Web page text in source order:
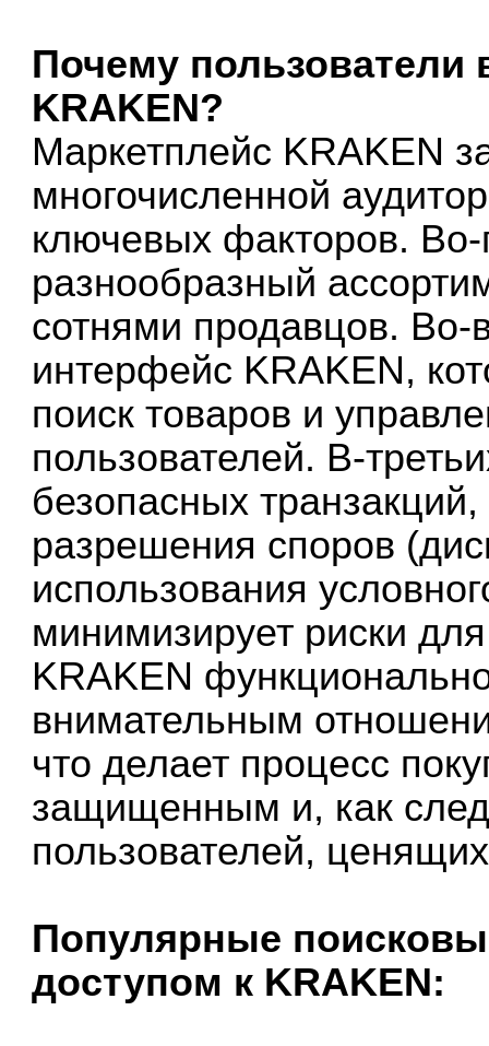
Почему
KRAKEN?
Маркетплейс KRAKEN
многочисленной
ключевых факторов.
разнообразный
сотнями продавцов. Во-
интерфейс KRAKEN,
поиск товаров и
пользователей. В-
безопасных
разрешения споров
использования
минимизирует риски
KRAKEN
внимательным
что делает процесс
защищенным и, как
пользователей,
Популярные
доступом к KRAKEN: